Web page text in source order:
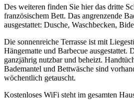
Des weiteren finden Sie hier das dritte
französischem Bett. Das angrenzende
ausgestattet: Dusche, Waschbecken,
Die sonnenreiche Terrasse ist mit
Hängematte und Barbecue ausgestattet.
ganzjährig nutzbar und beheizt.
Bademantel und Bettwäsche sind
wöchentlich getauscht.
Kostenloses WiFi steht im gesamten